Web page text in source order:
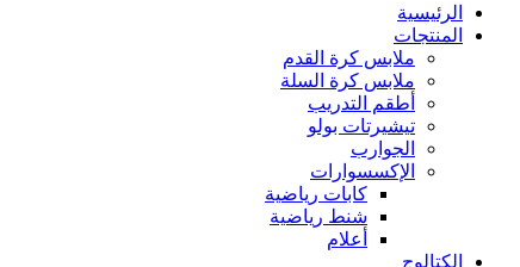
الرئيسية
المنتجات
ملابس كرة القدم
ملابس كرة السلة
أطقم التدريب
تيشيرتات بولو
الجوارب
الإكسسوارات
كابات رياضية
شنط رياضية
أعلام
الكتالوج